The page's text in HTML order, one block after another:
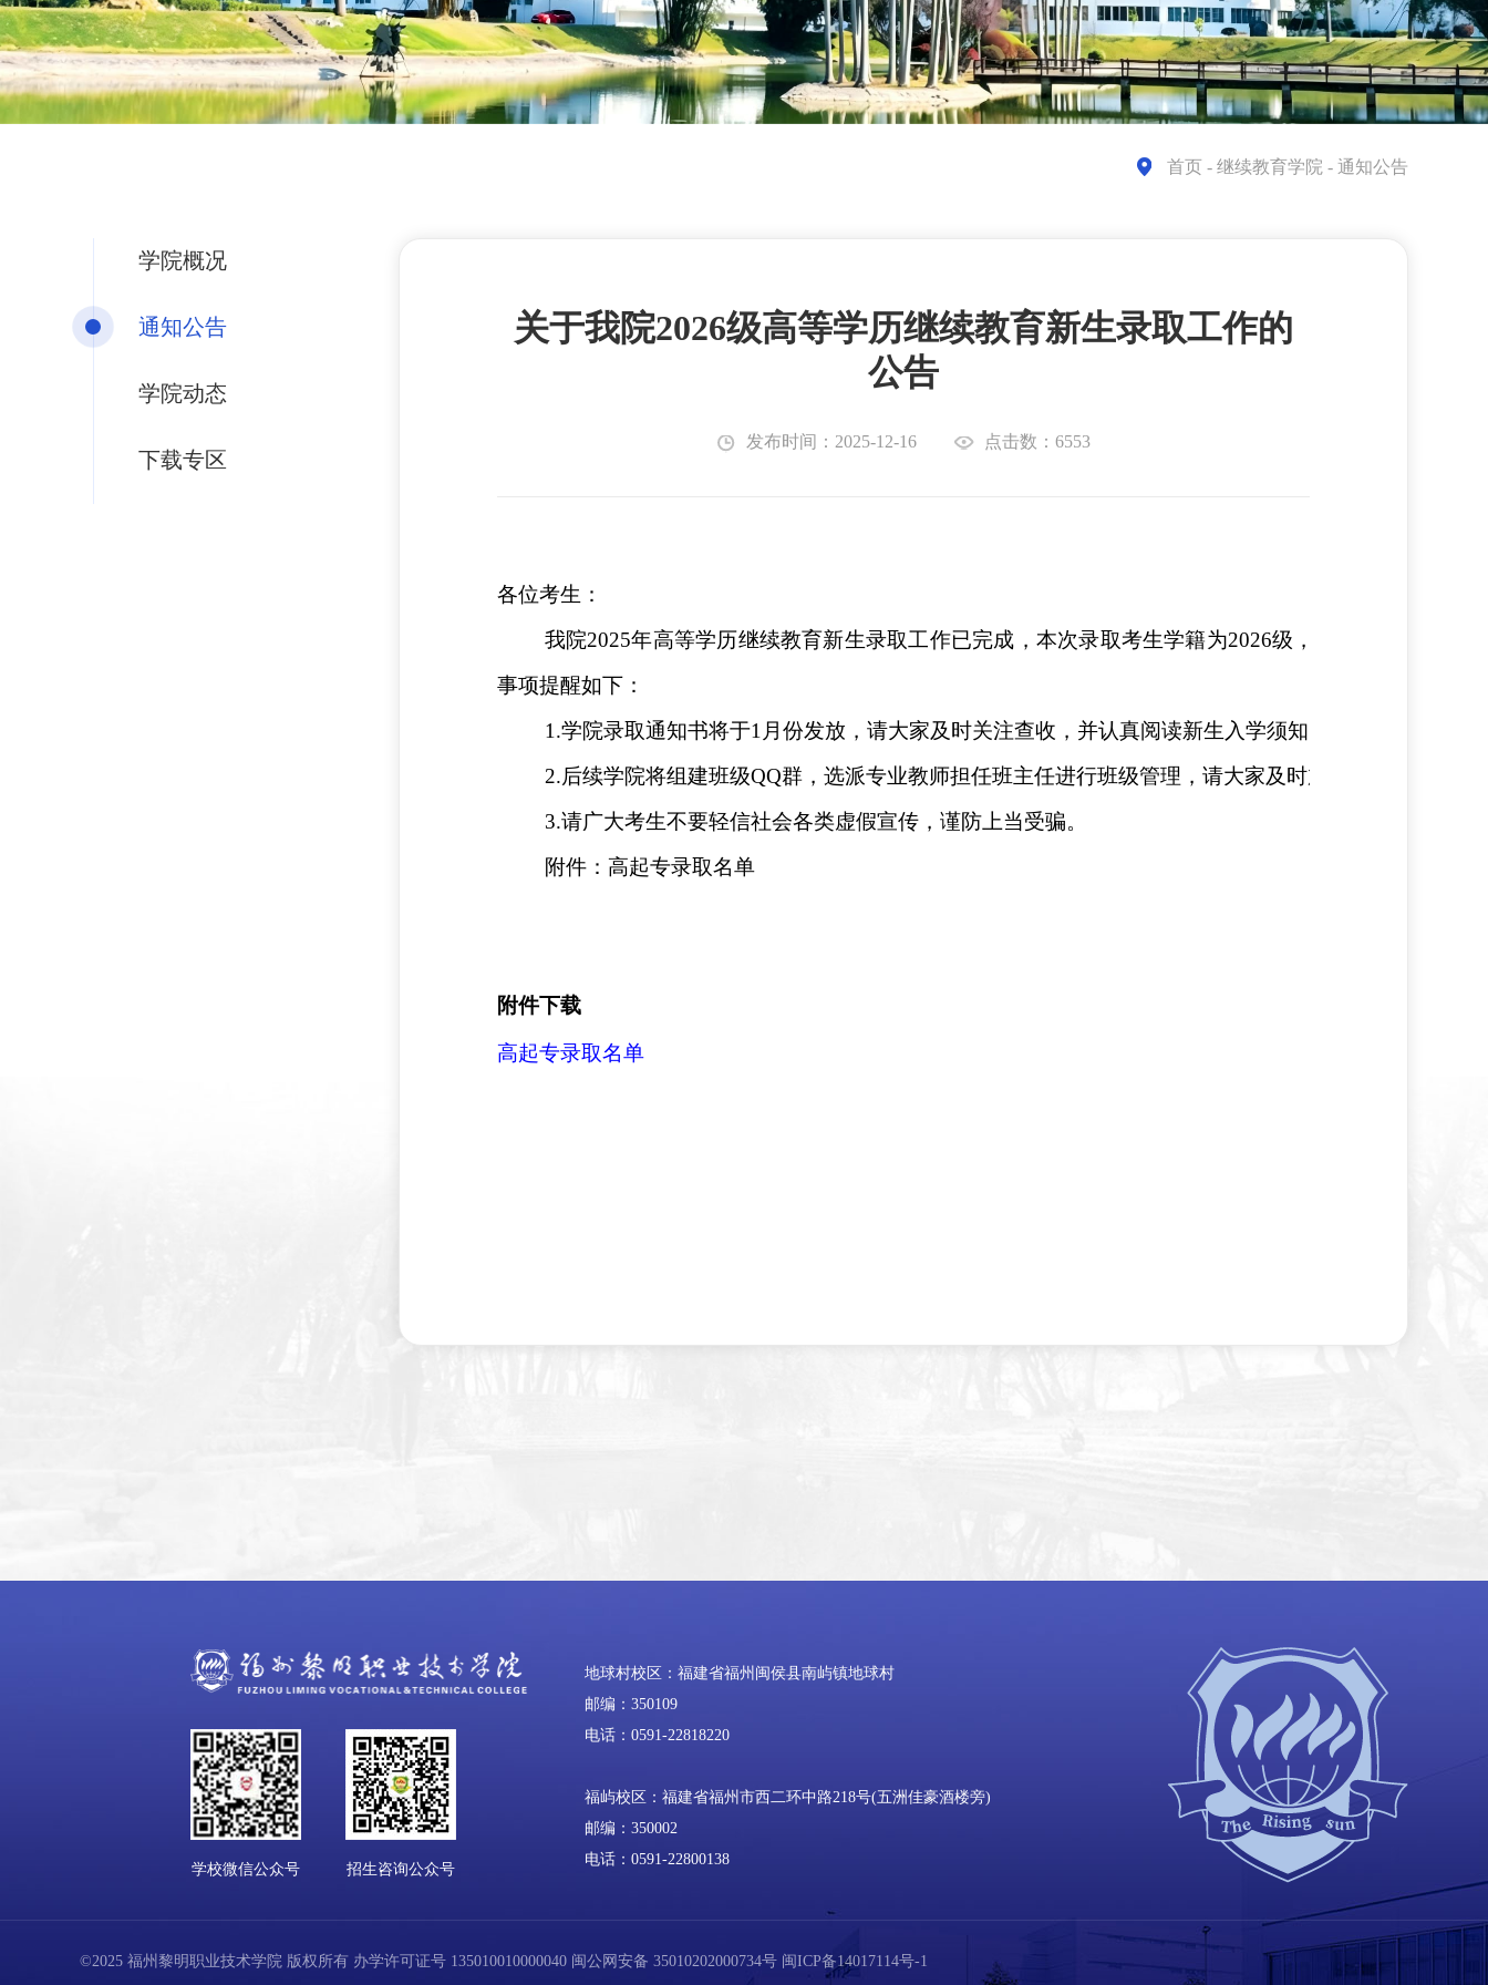
首页 - 继续教育学院 - 通知公告
学院概况
通知公告
学院动态
下载专区
关于我院2026级高等学历继续教育新生录取工作的
公告
发布时间：2025-12-16 点击数：6553
各位考生：
我院2025年高等学历继续教育新生录取工作已完成，本次录取考生学籍为2026级，现将录取结果予
事项提醒如下：
1.学院录取通知书将于1月份发放，请大家及时关注查收，并认真阅读新生入学须知，提前知晓相关事
2.后续学院将组建班级QQ群，选派专业教师担任班主任进行班级管理，请大家及时加群。
3.请广大考生不要轻信社会各类虚假宣传，谨防上当受骗。
附件：高起专录取名单
附件下载
高起专录取名单
学校微信公众号 招生咨询公众号
地球村校区：福建省福州闽侯县南屿镇地球村
邮编：350109
电话：0591-22818220
福屿校区：福建省福州市西二环中路218号(五洲佳豪酒楼旁)
邮编：350002
电话：0591-22800138
©2025 福州黎明职业技术学院 版权所有 办学许可证号 135010010000040 闽公网安备 35010202000734号 闽ICP备14017114号-1